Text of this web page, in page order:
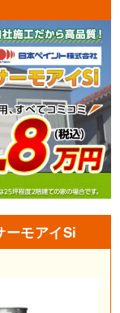
モアイSi